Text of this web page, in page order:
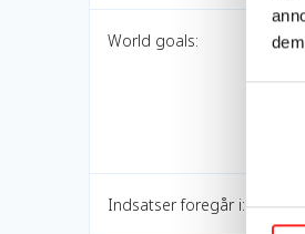
World goals:
Indsatser foregår i: